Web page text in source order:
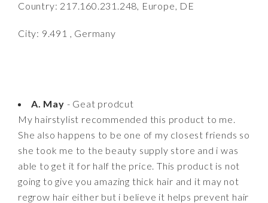
Country: 217.160.231.248, Europe, DE
City: 9.491 , Germany
A. May - Geat prodcut
My hairstylist recommended this product to me.
She also happens to be one of my closest friends so
she took me to the beauty supply store and i was
able to get it for half the price. This product is not
going to give you amazing thick hair and it may not
regrow hair either but i believe it helps prevent hair